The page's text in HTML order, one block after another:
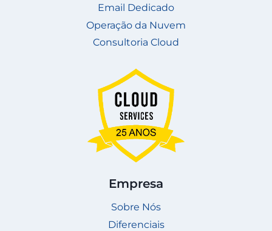
Email Dedicado
Operação da Nuvem
Consultoria Cloud
Empresa
Sobre Nós
Diferenciais